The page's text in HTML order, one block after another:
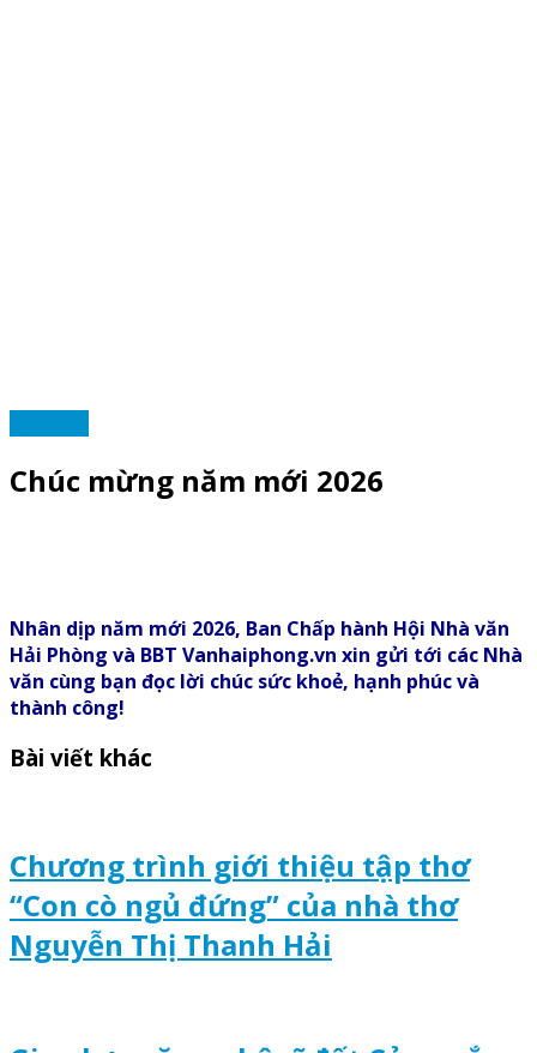
Chúc mừng năm mới 2026
Nhân dịp năm mới 2026, Ban Chấp hành Hội Nhà văn
Hải Phòng và BBT Vanhaiphong.vn xin gửi tới các Nhà
văn cùng bạn đọc lời chúc sức khoẻ, hạnh phúc và
thành công!
Bài viết khác
Chương trình giới thiệu tập thơ
“Con cò ngủ đứng” của nhà thơ
Nguyễn Thị Thanh Hải